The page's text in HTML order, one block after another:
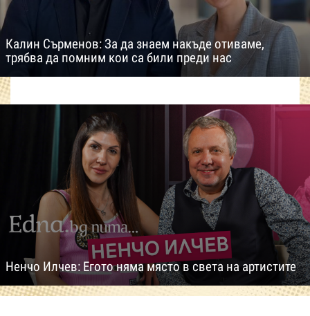
Калин Сърменов: За да знаем накъде отиваме,
трябва да помним кои са били преди нас
Ненчо Илчев: Егото няма място в света на артистите